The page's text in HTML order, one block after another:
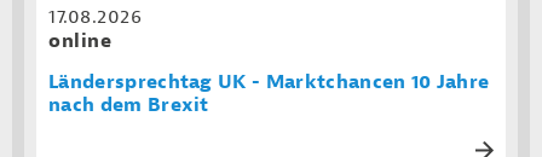
17.08.2026
online
Ländersprechtag UK - Marktchancen 10 Jahre
nach dem Brexit